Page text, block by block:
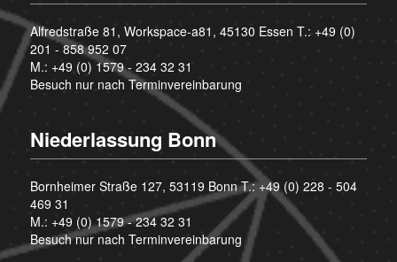
Alfredstraße 81, Workspace-a81, 45130 Essen T.: +49 (0)
201 - 858 952 07
M.: +49 (0) 1579 - 234 32 31
Besuch nur nach Terminvereinbarung
Niederlassung Bonn
Bornheimer Straße 127, 53119 Bonn T.:+49 (0) 228 - 504
469 31
M.: +49 (0) 1579 - 234 32 31
Besuch nur nach Terminvereinbarung